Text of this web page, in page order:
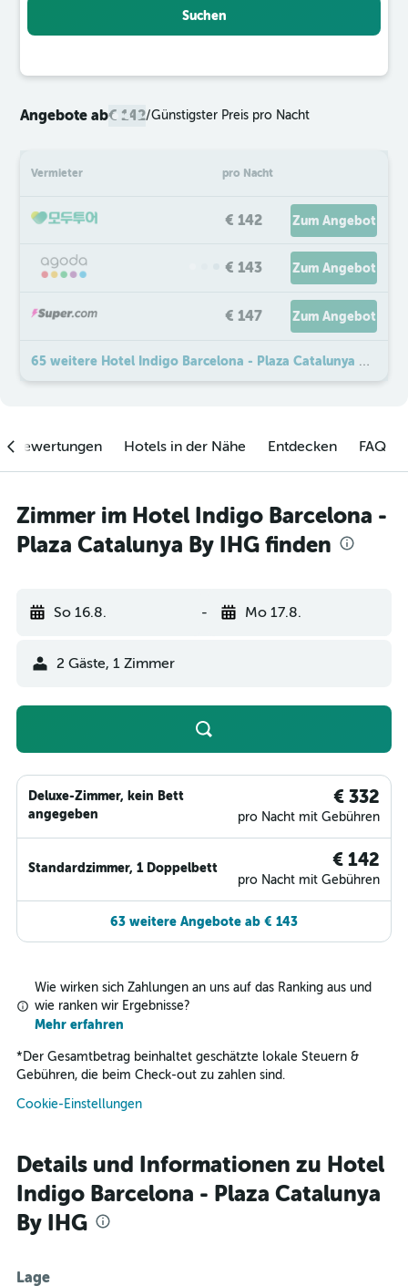
Suchen
Angebote ab€ 142/Günstigster Preis pro Nacht
Vermieter pro Nacht
€ 142 Zum Angebot
€ 143 Zum Angebot
€ 147 Zum Angebot
65 weitere Hotel Indigo Barcelona - Plaza Catalunya By IHG Angebote
Hotels in der Nähe Entdecken FAQ
Zimmer im Hotel Indigo Barcelona -
Plaza Catalunya By IHG finden
So 16.8. - Mo 17.8.
2 Gäste, 1 Zimmer
Deluxe-Zimmer, kein Bett
angegeben
€ 332
pro Nacht mit Gebühren
Standardzimmer, 1 Doppelbett € 142
pro Nacht mit Gebühren
63 weitere Angebote ab € 143
Wie wirken sich Zahlungen an uns auf das Ranking aus und
wie ranken wir Ergebnisse?
Mehr erfahren
* Der Gesamtbetrag beinhaltet geschätzte lokale Steuern &
Gebühren, die beim Check-out zu zahlen sind.
Cookie-Einstellungen
Details und Informationen zu Hotel
Indigo Barcelona - Plaza Catalunya
By IHG
Lage